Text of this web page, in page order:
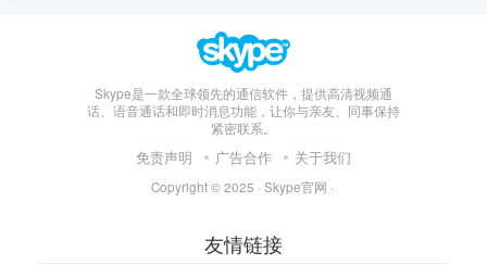
Skype是一款全球领先的通信软件，提供高清视频通
话、语音通话和即时消息功能，让你与亲友、同事保持
紧密联系。
免责声明 广告合作 关于我们
Copyright © 2025 · Skype官网 ·
友情链接